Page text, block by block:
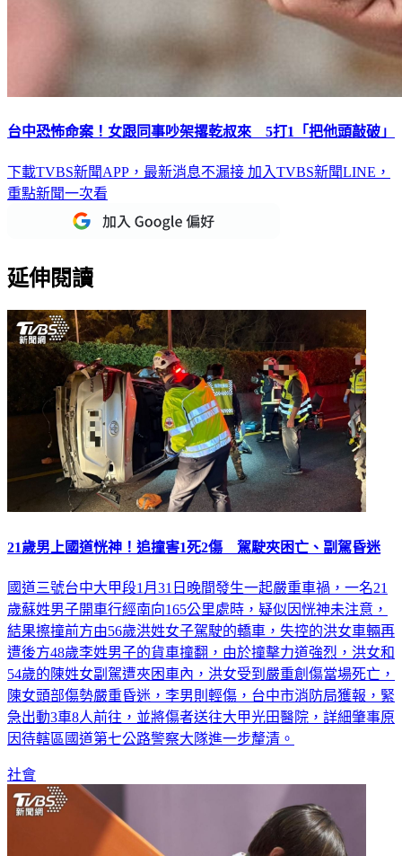
台中恐怖命案！女跟同事吵架撂乾叔來 5打1「把他頭敲破」
下載TVBS新聞APP，最新消息不漏接 加入TVBS新聞LINE，
重點新聞一次看
延伸閱讀
21歲男上國道恍神！追撞害1死2傷 駕駛夾困亡、副駕昏迷
國道三號台中大甲段1月31日晚間發生一起嚴重車禍，一名21
歲蘇姓男子開車行經南向165公里處時，疑似因恍神未注意，
結果擦撞前方由56歲洪姓女子駕駛的轎車，失控的洪女車輛再
遭後方48歲李姓男子的貨車撞翻，由於撞擊力道強烈，洪女和
54歲的陳姓女副駕遭夾困車內，洪女受到嚴重創傷當場死亡，
陳女頭部傷勢嚴重昏迷，李男則輕傷，台中市消防局獲報，緊
急出動3車8人前往，並將傷者送往大甲光田醫院，詳細肇事原
因待轄區國道第七公路警察大隊進一步釐清。
社會